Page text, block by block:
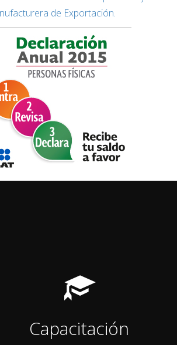
abril
Curso
para el
de la Declaración Anual
Personas Físicas"
5ta Asamblea
de Exportación.
Capacitación